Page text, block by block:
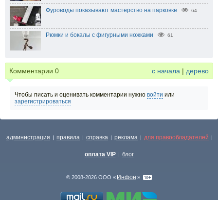
Фуроводы показывают мастерство на парковке 64
Рюмки и бокалы с фигурными ножками 61
Комментарии 0 с начала | дерево
Чтобы писать и оценивать комментарии нужно войти или
зарегистрироваться
администрация | правила | справка | реклама | для правообладателей |
оплата VIP | блог
© 2008-2026 ООО « Инфон »